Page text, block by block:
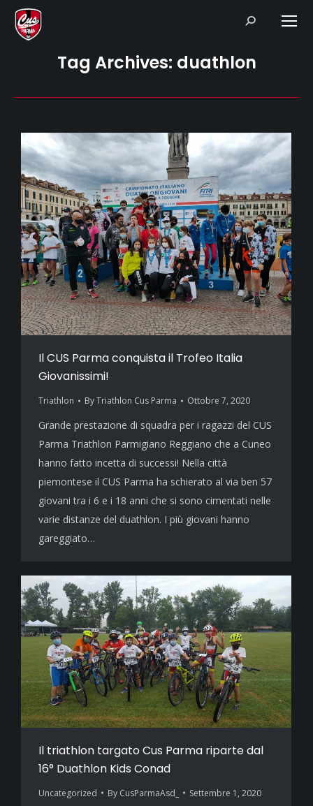
Search:
Tag Archives: duathlon
Il CUS Parma conquista il Trofeo Italia
Giovanissimi!
Triathlon ByTriathlon Cus Parma Ottobre 7, 2020
Grande prestazione di squadra per i ragazzi del CUS
Parma Triathlon Parmigiano Reggiano che a Cuneo
hanno fatto incetta di successi! Nella città
piemontese il CUS Parma ha schierato al via ben 57
giovani tra i 6 e i 18 anni che si sono cimentati nelle
varie distanze del duathlon. I più giovani hanno
gareggiato…
Il triathlon targato Cus Parma riparte dal
16° Duathlon Kids Conad
Uncategorized By CusParmaAsd_ Settembre 1, 2020